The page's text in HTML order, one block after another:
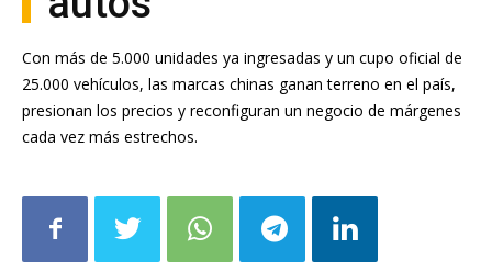
Con más de 5.000 unidades ya ingresadas y un cupo oficial de
25.000 vehículos, las marcas chinas ganan terreno en el país,
presionan los precios y reconfiguran un negocio de márgenes
cada vez más estrechos.